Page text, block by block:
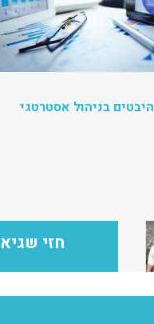
היבטים בניהול אסטרטגי
חזי שגיא